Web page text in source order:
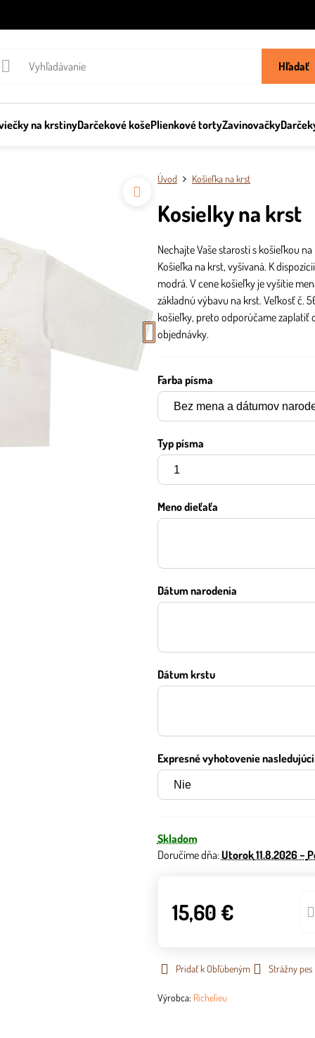
Hľadať
na krstinyDarčekové košePlienkové tortyZavinovačky
Úvod Košieľka na krst
Kosielky na krst
Nechajte Vaše starosti s košieľkou
Košieľka na krst, vyšívaná. K
modrá. V cene košieľky je vyšitie
základnú výbavu na krst. Veľkosť č.
košieľky, preto odporúčame zaplatiť
objednávky.
Farba písma
Typ písma
Meno dieťaťa
Dátum narodenia
Dátum krstu
Expresné vyhotovenie
Skladom
Doručíme dňa:Utorok11.8.2026 −
15,60 €
Pridať k Obľúbeným Strážny pes
Výrobca: Richelieu